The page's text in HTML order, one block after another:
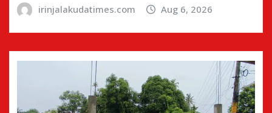
irinjalakudatimes.com Aug 6, 2026